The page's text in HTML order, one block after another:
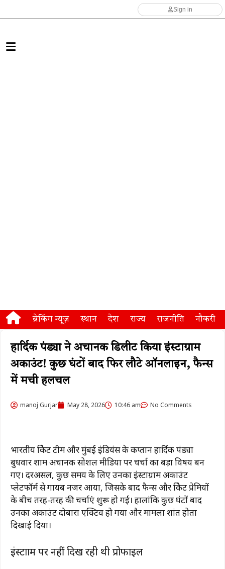
Sign in
ब्रेकिंग न्यूज़ स्थान देश राज्य राजनीति नौकरी
हार्दिक पंड्या ने अचानक डिलीट किया इंस्टाग्राम
अकाउंट! कुछ घंटों बाद फिर लौटे ऑनलाइन, फैन्स
में मची हलचल
manoj Gurjar May 28, 2026 10:46 am No Comments
भारतीय क्रिकेट टीम और मुंबई इंडियंस के कप्तान हार्दिक पंड्या
बुधवार शाम अचानक सोशल मीडिया पर चर्चा का बड़ा विषय बन
गए। दरअसल, कुछ समय के लिए उनका इंस्टाग्राम अकाउंट
प्लेटफॉर्म से गायब नजर आया, जिसके बाद फैन्स और क्रिकेट प्रेमियों
के बीच तरह-तरह की चर्चाएं शुरू हो गईं। हालांकि कुछ घंटों बाद
उनका अकाउंट दोबारा एक्टिव हो गया और मामला शांत होता
दिखाई दिया।
इंस्टाग्राम पर नहीं दिख रही थी प्रोफाइल